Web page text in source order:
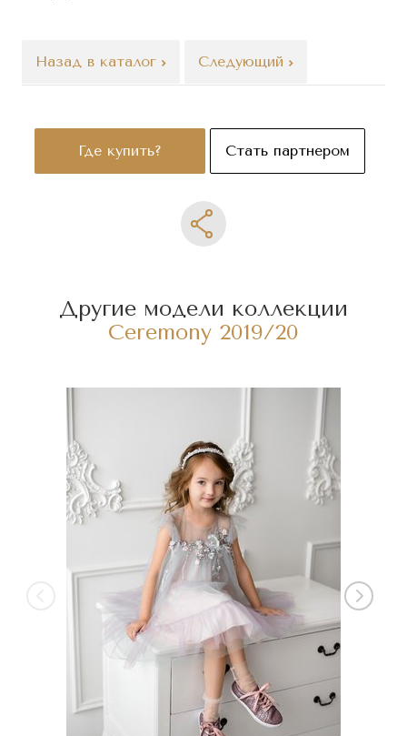
Назад в каталог Следующий
Где купить? Стать партнером
Другие модели коллекции
Ceremony 2019/20